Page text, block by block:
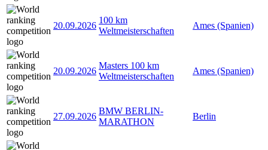
20.09.2026
100 km
Weltmeisterschaften
Ames (Spanien)
20.09.2026
Masters 100 km
Weltmeisterschaften
Ames (Spanien)
27.09.2026
BMW BERLIN-
MARATHON
Berlin